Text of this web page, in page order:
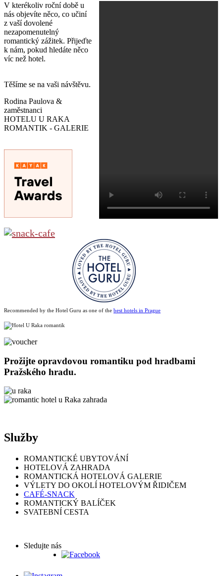
V kterékoliv roční době u
nás objevíte něco, co učiní
z vaší dovolené
nezapomenutelný
romantický zážitek. Přijeďte
k nám, pokud hledáte něco
víc než hotel.
Těšíme se na vaši návštěvu.
Rodina Paulova &
zaměstnanci
HOTELU U RAKA
ROMANTIK - GALERIE
Recommended by the Hotel Guru as one of the best hotels in Prague
Prožijte opravdovou romantiku pod hradbami
Pražského hradu.
Služby
ROMANTICKÉ UBYTOVÁNÍ
HOTELOVÁ ZAHRADA
ROMANTICKÁ HOTELOVÁ GALERIE
VÝLETY DO OKOLÍ HOTELOVÝM ŘIDIČEM
CAFÉ-SNACK
ROMANTICKÝ BALÍČEK
SVATEBNÍ CESTA
Sledujte nás